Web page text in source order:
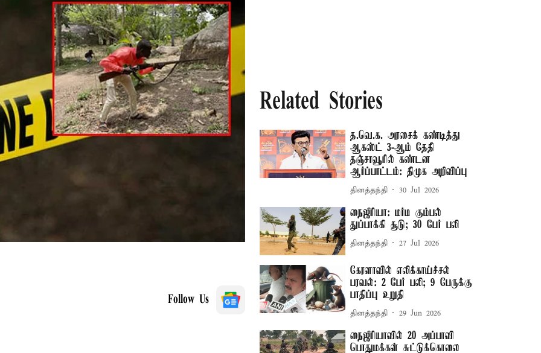
Follow Us
Related Stories
த.வெ.க. அரசைக் கண்டித்து
ஆகஸ்ட் 3-ஆம் தேதி
தஞ்சாவூரில் கண்டன
ஆர்ப்பாட்டம்: திமுக அறிவிப்பு
தினத்தந்தி 30 Jul 2026
நைஜீரியா: மர்ம கும்பல்
துப்பாக்கி சூடு; 30 பேர் பலி
தினத்தந்தி 27 Jul 2026
கேரளாவில் எலிக்காய்ச்சல்
பரவல்: 2 பேர் பலி; 9 பேருக்கு
பாதிப்பு உறுதி
தினத்தந்தி 29 Jun 2026
நைஜீரியாவில் 20 அப்பாவி
பொதுமக்கள் சுட்டுக்கொலை